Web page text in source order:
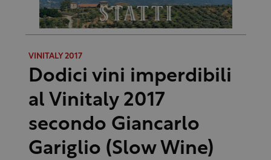
VINITALY 2017
Dodici vini imperdibili
al Vinitaly 2017
secondo Giancarlo
Gariglio (Slow Wine)